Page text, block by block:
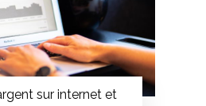
sur internet et